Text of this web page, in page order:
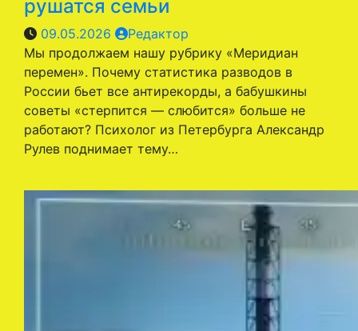
рушатся семьи
09.05.2026
Редактор
Мы продолжаем нашу рубрику «Меридиан
перемен». Почему статистика разводов в
России бьет все антирекорды, а бабушкины
советы «стерпится — слюбится» больше не
работают? Психолог из Петербурга Александр
Рулев поднимает тему…